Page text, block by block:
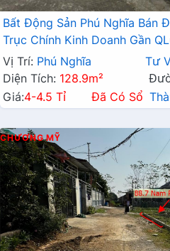
Bất Động Sản Phú Nghĩa Bán
Trục Chính Kinh Doanh Gần
Vị Trí: Phú Nghĩa Tư
Diện Tích: 128.9m²
Giá:4-4.5 Tỉ Đã Có Sổ
CHƯƠNG MỸ